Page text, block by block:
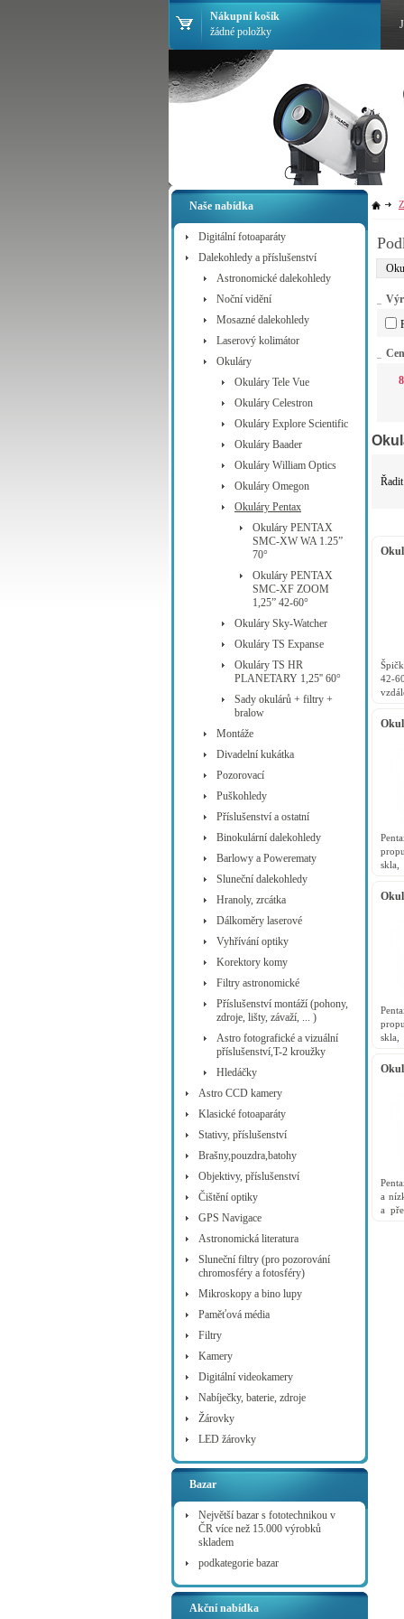
Naše nabídka
Digitální fotoaparáty
Dalekohledy a příslušenství
Astronomické dalekohledy
Noční vidění
Mosazné dalekohledy
Laserový kolimátor
Okuláry
Okuláry Tele Vue
Okuláry Celestron
Okuláry Explore Scientific
Okuláry Baader
Okuláry William Optics
Okuláry Omegon
Okuláry Pentax
Okuláry PENTAX
SMC-XW WA 1.25”
70°
Okuláry PENTAX
SMC-XF ZOOM
1,25” 42-60°
Okuláry Sky-Watcher
Okuláry TS Expanse
Okuláry TS HR
PLANETARY 1,25'' 60°
Sady okulárů + filtry +
bralow
Montáže
Divadelní kukátka
Pozorovací
Puškohledy
Příslušenství a ostatní
Binokulární dalekohledy
Barlowy a Powerematy
Sluneční dalekohledy
Hranoly, zrcátka
Dálkoměry laserové
Vyhřívání optiky
Korektory komy
Filtry astronomické
Příslušenství montáží (pohony,
zdroje, lišty, závaží, ... )
Astro fotografické a vizuální
příslušenství,T-2 kroužky
Hledáčky
Astro CCD kamery
Klasické fotoaparáty
Stativy, příslušenství
Brašny,pouzdra,batohy
Objektivy, příslušenství
Čištění optiky
GPS Navigace
Astronomická literatura
Sluneční filtry (pro pozorování
chromosféry a fotosféry)
Mikroskopy a bino lupy
Paměťová média
Filtry
Kamery
Digitální videokamery
Nabíječky, baterie, zdroje
Žárovky
LED žárovky
Bazar
Největší bazar s fototechnikou v
ČR více než 15.000 výrobků
skladem
podkategorie bazar
Akční nabídka
42-
skla,
skla,
a
a
Nákupní košík
žádné položky